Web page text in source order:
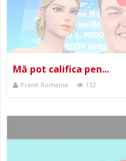
Mă pot califica pen...
Prank Romania 132